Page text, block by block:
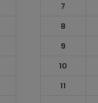
7
8
9
10
11